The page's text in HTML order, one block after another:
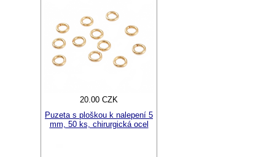
20.00 CZK
Puzeta s ploškou k nalepení 5
mm, 50 ks, chirurgická ocel